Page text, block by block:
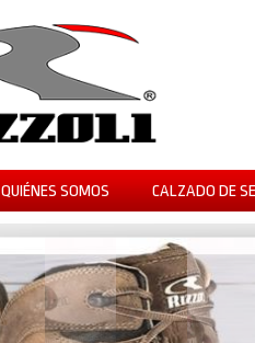
QUIÉNES SOMOS CALZADO DE